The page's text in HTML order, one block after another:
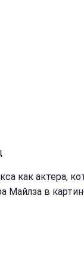
как актера,
Майлза в